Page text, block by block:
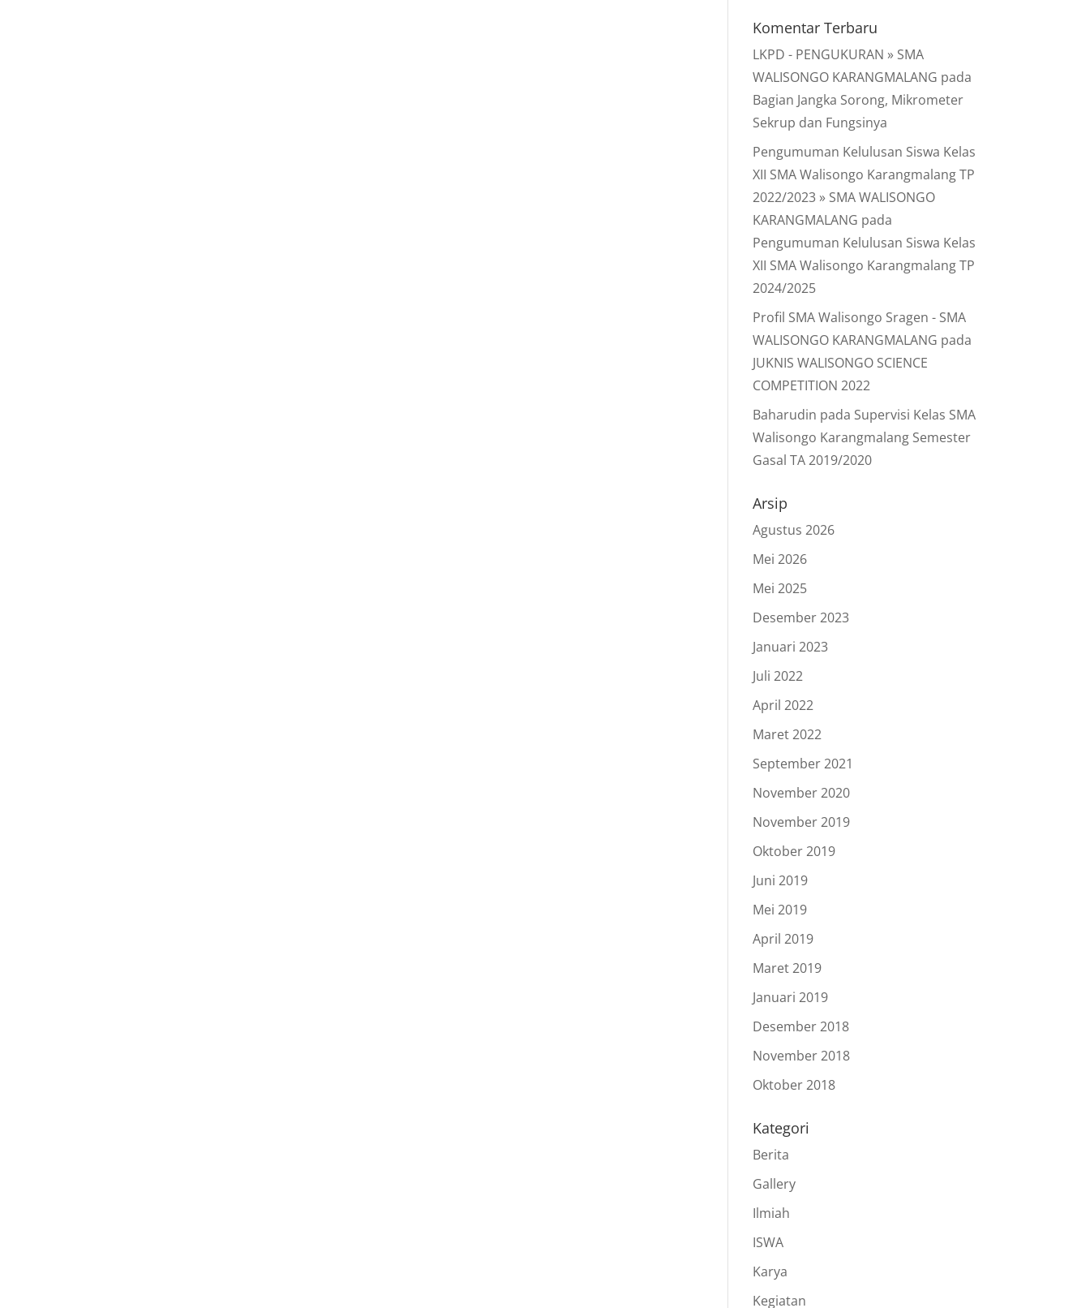
Komentar Terbaru
LKPD - PENGUKURAN » SMA
WALISONGO KARANGMALANG pada
Bagian Jangka Sorong, Mikrometer
Sekrup dan Fungsinya
Pengumuman Kelulusan Siswa Kelas
XII SMA Walisongo Karangmalang TP
2022/2023 » SMA WALISONGO
KARANGMALANG pada
Pengumuman Kelulusan Siswa Kelas
XII SMA Walisongo Karangmalang TP
2024/2025
Profil SMA Walisongo Sragen - SMA
WALISONGO KARANGMALANG pada
JUKNIS WALISONGO SCIENCE
COMPETITION 2022
Baharudin pada Supervisi Kelas SMA
Walisongo Karangmalang Semester
Gasal TA 2019/2020
Arsip
Agustus 2026
Mei 2026
Mei 2025
Desember 2023
Januari 2023
Juli 2022
April 2022
Maret 2022
September 2021
November 2020
November 2019
Oktober 2019
Juni 2019
Mei 2019
April 2019
Maret 2019
Januari 2019
Desember 2018
November 2018
Oktober 2018
Kategori
Berita
Gallery
Ilmiah
ISWA
Karya
Kegiatan